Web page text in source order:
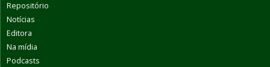
Repositório
Notícias
Editora
Na mídia
Podcasts